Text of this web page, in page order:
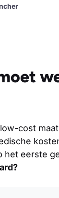
cost
het eerste